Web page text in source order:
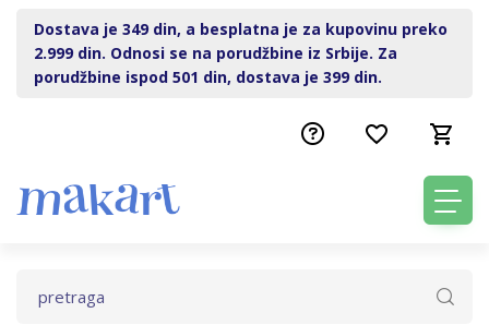
Dostava je 349 din, a besplatna je za kupovinu preko
2.999 din. Odnosi se na porudžbine iz Srbije. Za
porudžbine ispod 501 din, dostava je 399 din.